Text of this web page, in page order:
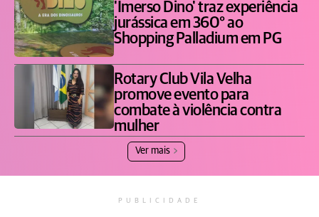
'Imerso Dino' traz experiência
jurássica em 360° ao
Shopping Palladium em PG
Rotary Club Vila Velha
promove evento para
combate à violência contra
mulher
Ver mais
PUBLICIDADE